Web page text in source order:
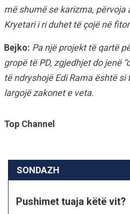
më shumë se karizma, përvoja
Kryetari i ri duhet të çojë në
Bejko: Pa një projekt të qartë
gropë të PD, zgjedhjet do jenë
të ndryshojë Edi Rama është si
largojë zakonet e veta.
Top Channel
SONDAZH
Pushimet tuaja këtë vit?